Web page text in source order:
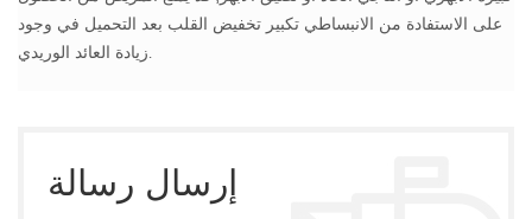
على الاستفادة من الانبساطي تكبير تخفيض القلب بعد التحميل في وجود
زيادة العائد الوريدي.
إرسال رسالة